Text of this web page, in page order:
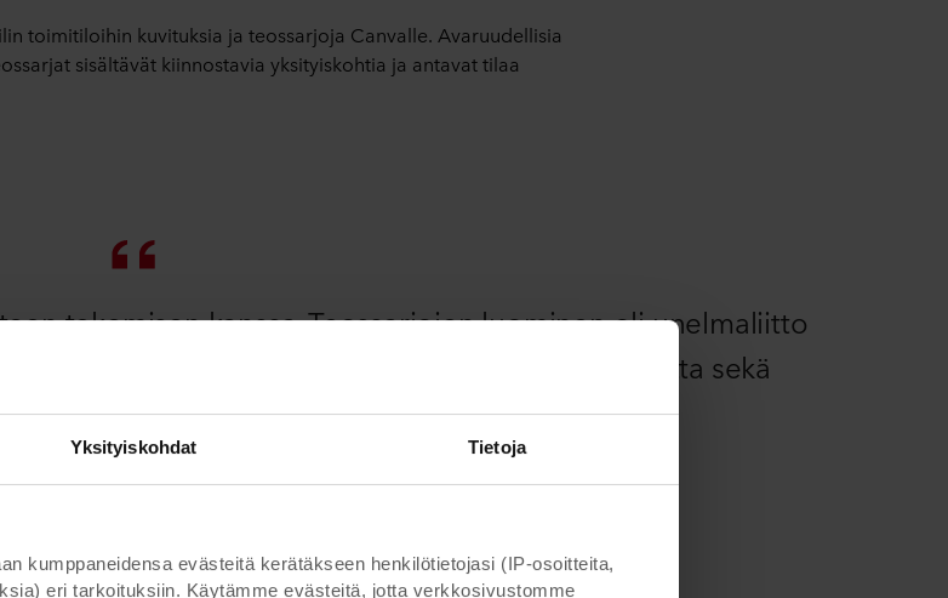
Yksityiskohdat Tietoja
kumppaneidensa evästeitä kerätäkseen henkilötietojasi (IP-osoitteita,
eri tarkoituksiin. Käytämme evästeitä, jotta verkkosivustomme
toimitiloihin kuvituksia ja teossarjoja Canvalle. Avaruudellisia
sisältävät kiinnostavia yksityiskohtia ja antavat tilaa
tekemisen kanssa. Teossarjojen luominen oli unelmaliitto
on tullut erittäin positiivista palautetta sekä
että tilojen akustiikasta.
Sanna Laukanaho
MUOTOILUTOIMISTO NUAN.